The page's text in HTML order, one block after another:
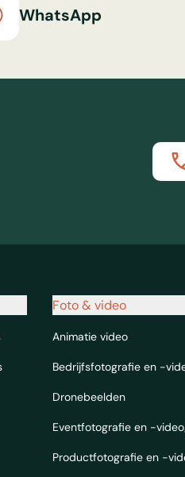
WhatsApp
Foto & video
Animatie video
Bedrijfsfotografie en -
Dronebeelden
Eventfotografie en -
Productfotografie en -